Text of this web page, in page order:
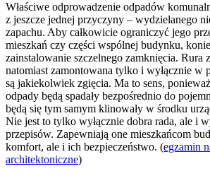
Właściwe odprowadzenie odpadów
z jeszcze jednej przyczyny – wydzielanego
zapachu. Aby całkowicie ograniczyć jego
mieszkań czy części wspólnej budynku,
zainstalowanie szczelnego zamknięcia. Rura
natomiast zamontowana tylko i wyłącznie w
są jakiekolwiek zgięcia. Ma to sens,
odpady będą spadały bezpośrednio do
będą się tym samym klinowały w środku
Nie jest to tylko wyłącznie dobra rada, ale i
przepisów. Zapewniają one mieszkańcom
komfort, ale i ich bezpieczeństwo. (egzamin
architektoniczne)